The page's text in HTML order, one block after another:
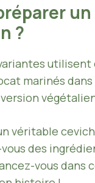
?
utilisent
marinés
véritable
des
vous dans